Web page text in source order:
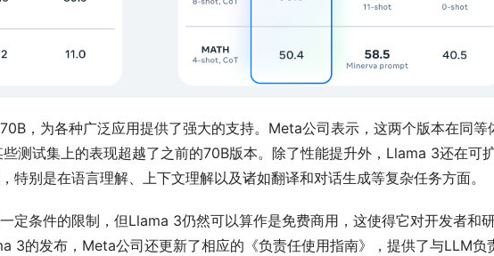
，为各种广泛应用提供了强大的支持。Meta公司表示，这两个版本在同等
测试集上的表现超越了之前的70B版本。除了性能提升外，Llama 3还在可
特别是在语言理解、上下文理解以及诸如翻译和对话生成等复杂任务方面。
定条件的限制，但Llama 3仍然可以算作是免费商用，这使得它对开发者和
3的发布，Meta公司还更新了相应的《负责任使用指南》，提供了与LLM负